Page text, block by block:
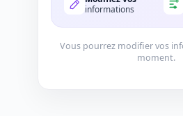
informations
Vous pourrez modifier vos
moment.